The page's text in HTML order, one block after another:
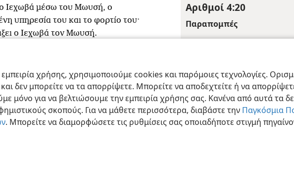
χρήσης, χρησιμοποιούμε cookies και παρόμοιες τεχνολογίες.
δεν μπορείτε να τα απορρίψετε. Μπορείτε να αποδεχτείτε ή να
μόνο για να βελτιώσουμε την εμπειρία χρήσης σας. Κανένα από αυτά τα
σκοπούς. Για να μάθετε περισσότερα, διαβάστε την Παγκόσμια
. Μπορείτε να διαμορφώσετε τις ρυθμίσεις σας οποιαδήποτε στιγμή
Αριθμοί 4:20
Παραπομπές
Εξ 19:21· 1Σα 6:19
Παραπομπές
+ Αρ 3:21
Αριθμοί 4:24
Ιεχωβά μέσω του Μωυσή, ο
υπηρεσία του και το φορτίο του·
ο Ιεχωβά τον Μωυσή.
Society of Pennsylvania Όροι Χρήσης Πολιτική Απορρήτου Ρυθμίσεις Απορρήτου